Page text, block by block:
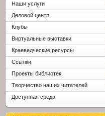
Наши услуги
Деловой центр
Клубы
Виртуальные выставки
Краеведческие ресурсы
Ссылки
Проекты библиотек
Творчество наших читателей
Доступная среда